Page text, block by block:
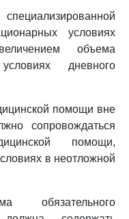
условиях
объема
дневного
помощи вне
сопровождаться
помощи,
в неотложной
обязательного